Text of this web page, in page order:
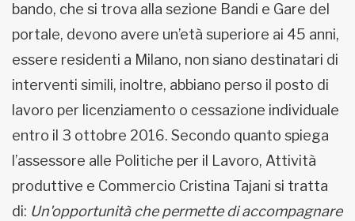
bando, che si trova alla sezione Bandi e Gare del
portale, devono avere un’età superiore ai 45 anni,
essere residenti a Milano, non siano destinatari di
interventi simili, inoltre, abbiano perso il posto di
lavoro per licenziamento o cessazione individuale
entro il 3 ottobre 2016. Secondo quanto spiega
l’assessore alle Politiche per il Lavoro, Attività
produttive e Commercio Cristina Tajani si tratta
di: Un'opportunità che permette di accompagnare